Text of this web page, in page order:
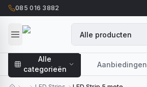
085 016 3882
Alle
categorieën
Aanbiedingen